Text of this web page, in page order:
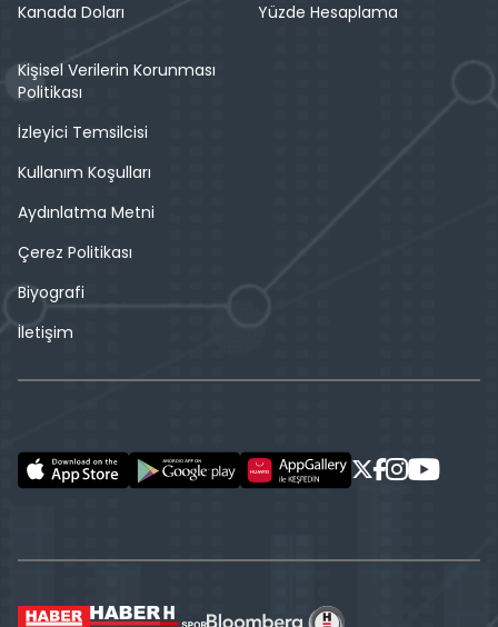
Kanada Doları
Yüzde Hesaplama
Kişisel Verilerin Korunması
Politikası
İzleyici Temsilcisi
Kullanım Koşulları
Aydınlatma Metni
Çerez Politikası
Biyografi
İletişim